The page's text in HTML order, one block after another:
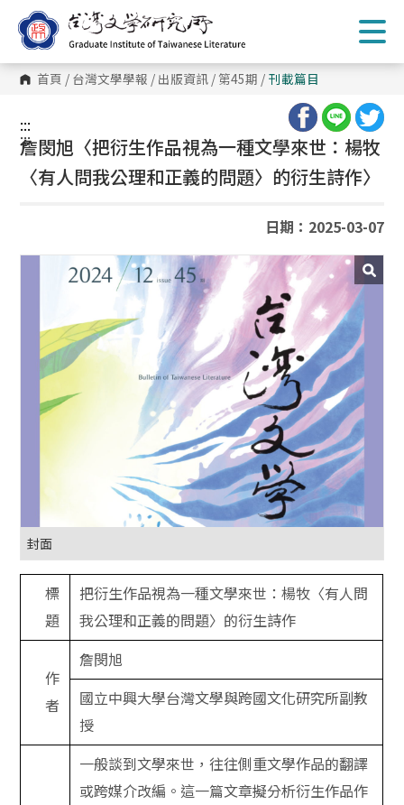
到
主
內
容 首頁 / 台灣文學學報 / 出版資訊 / 第45期 / 刊載篇目
:::
:::
詹閔旭〈把衍生作品視為一種文學來世：楊牧
〈有人問我公理和正義的問題〉的衍生詩作〉
日期：2025-03-07
封面
標
題
把衍生作品視為一種文學來世：楊牧〈有人問
我公理和正義的問題〉的衍生詩作
作
者
詹閔旭
國立中興大學台灣文學與跨國文化研究所副教
授
一般談到文學來世，往往側重文學作品的翻譯
或跨媒介改編。這一篇文章擬分析衍生作品作